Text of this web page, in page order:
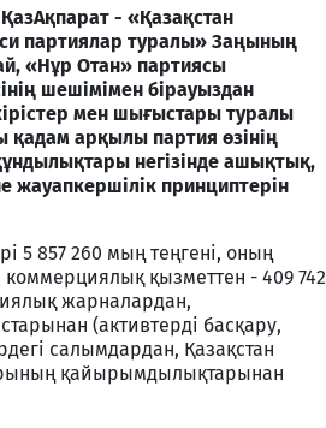
- «Қазақстан
партиялар туралы» Заңының
«Нұр Отан» партиясы
шешімімен бірауыздан
мен шығыстары туралы
қадам арқылы партия өзінің
негізінде ашықтық,
жауапкершілік принциптерін
5 857 260 мың теңгені, оның
қызметтен - 409 742
жарналардан,
(активтерді басқару,
салымдардан, Қазақстан
қайырымдылықтарынан